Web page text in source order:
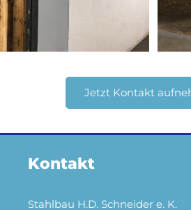
Jetzt Kontakt
Kontakt
Stahlbau H.D. Schneider e. K.